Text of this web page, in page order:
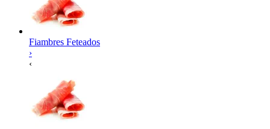
Fiambres Feteados
›
‹